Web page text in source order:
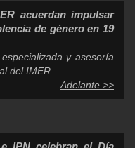
acuerdan impulsar
de género en 19
y asesoría
del IMER
Adelante >>